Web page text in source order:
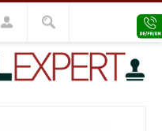
Holzstempel 30x90
NÄCHSTES MODELL